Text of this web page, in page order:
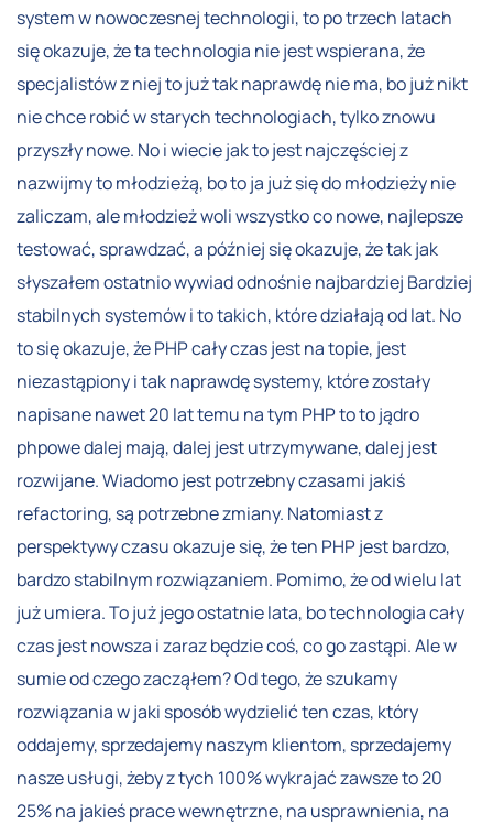
system w nowoczesnej technologii, to po trzech latach
się okazuje, że ta technologia nie jest wspierana, że
specjalistów z niej to już tak naprawdę nie ma, bo już nikt
nie chce robić w starych technologiach, tylko znowu
przyszły nowe. No i wiecie jak to jest najczęściej z
nazwijmy to młodzieżą, bo to ja już się do młodzieży nie
zaliczam, ale młodzież woli wszystko co nowe, najlepsze
testować, sprawdzać, a później się okazuje, że tak jak
słyszałem ostatnio wywiad odnośnie najbardziej Bardziej
stabilnych systemów i to takich, które działają od lat. No
to się okazuje, że PHP cały czas jest na topie, jest
niezastąpiony i tak naprawdę systemy, które zostały
napisane nawet 20 lat temu na tym PHP to to jądro
phpowe dalej mają, dalej jest utrzymywane, dalej jest
rozwijane. Wiadomo jest potrzebny czasami jakiś
refactoring, są potrzebne zmiany. Natomiast z
perspektywy czasu okazuje się, że ten PHP jest bardzo,
bardzo stabilnym rozwiązaniem. Pomimo, że od wielu lat
już umiera. To już jego ostatnie lata, bo technologia cały
czas jest nowsza i zaraz będzie coś, co go zastąpi. Ale w
sumie od czego zacząłem? Od tego, że szukamy
rozwiązania w jaki sposób wydzielić ten czas, który
oddajemy, sprzedajemy naszym klientom, sprzedajemy
nasze usługi, żeby z tych 100% wykrajać zawsze to 20
25% na jakieś prace wewnętrzne, na usprawnienia, na